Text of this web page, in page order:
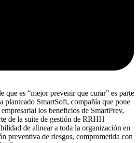
que es “mejor prevenir que curar” es parte
planteado SmartSoft, compañía que pone
los beneficios de SmartPrev,
de la suite de gestión de RRHH
de alinear a toda la organización en
preventiva de riesgos, comprometida con